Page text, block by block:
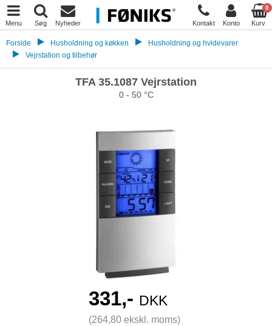
Menu Søg Nyheder Kontakt Konto
0
Kurv
Forside Husholdning og køkken
Husholdning og hvidevarer
Vejrstation og tilbehør
TFA 35.1087 Vejrstation
0 - 50 °C
331,- DKK
(264,80 ekskl. moms)